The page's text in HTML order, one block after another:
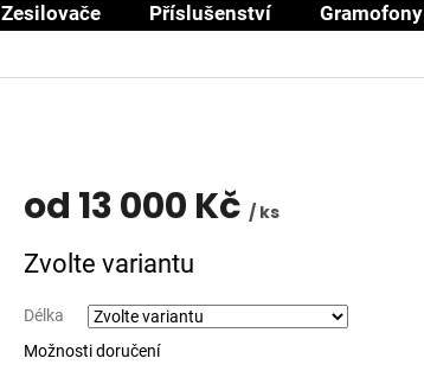
Zesilovače Příslušenství Gramofony
od 13 000 Kč / ks
cena:
Zvolte variantu
Délka
Možnosti doručení